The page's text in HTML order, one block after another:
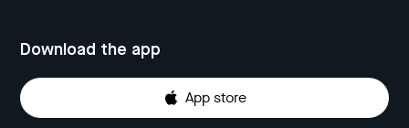
Download the app
App store